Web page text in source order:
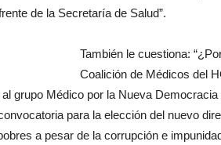
de la Secretaría de Salud”.
También le cuestiona:
Coalición de Médicos del
grupo Médico por la Nueva
para la elección del nuevo
a pesar de la corrupción e